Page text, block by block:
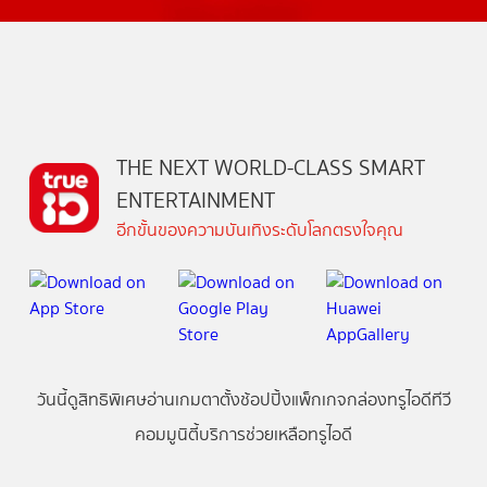
THE NEXT WORLD-CLASS SMART
ENTERTAINMENT
อีกขั้นของความบันเทิงระดับโลกตรงใจคุณ
วันนี้ดูสิทธิพิเศษอ่านเกมตาตั้งช้อปปิ้งแพ็กเกจกล่องทรูไอดีทีวี
คอมมูนิตี้บริการช่วยเหลือทรูไอดี